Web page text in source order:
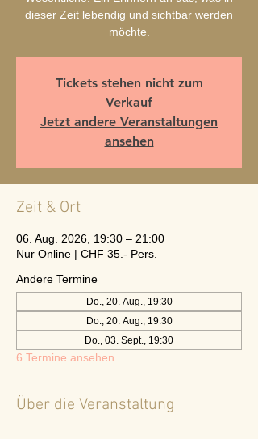
dieser Zeit lebendig und sichtbar werden
möchte.
Tickets stehen nicht zum
Verkauf
Jetzt andere Veranstaltungen
ansehen
Zeit & Ort
06. Aug. 2026, 19:30 – 21:00
Nur Online | CHF 35.- Pers.
Andere Termine
Do., 20. Aug., 19:30
Do., 20. Aug., 19:30
Do., 03. Sept., 19:30
6 Termine ansehen
Über die Veranstaltung